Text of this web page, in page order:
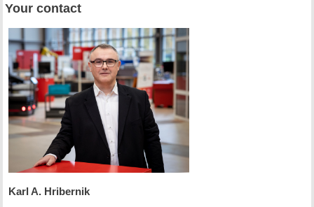
Your contact
Karl A. Hribernik